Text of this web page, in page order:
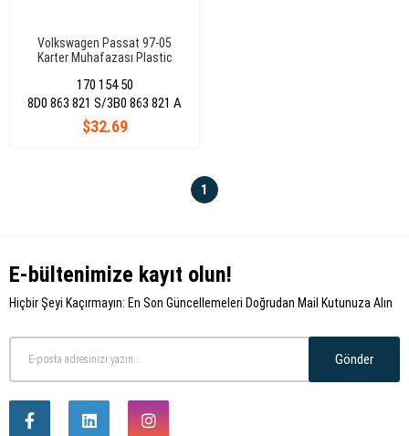
Volkswagen Passat 97-05
Karter Muhafazası Plastic
170 154 50
$32.69
8D0 863 821 S/3B0 863 821 A
1
E-bültenimize kayıt olun!
Hiçbir Şeyi Kaçırmayın: En Son Güncellemeleri Doğrudan Mail Kutunuza Alın
Gönder